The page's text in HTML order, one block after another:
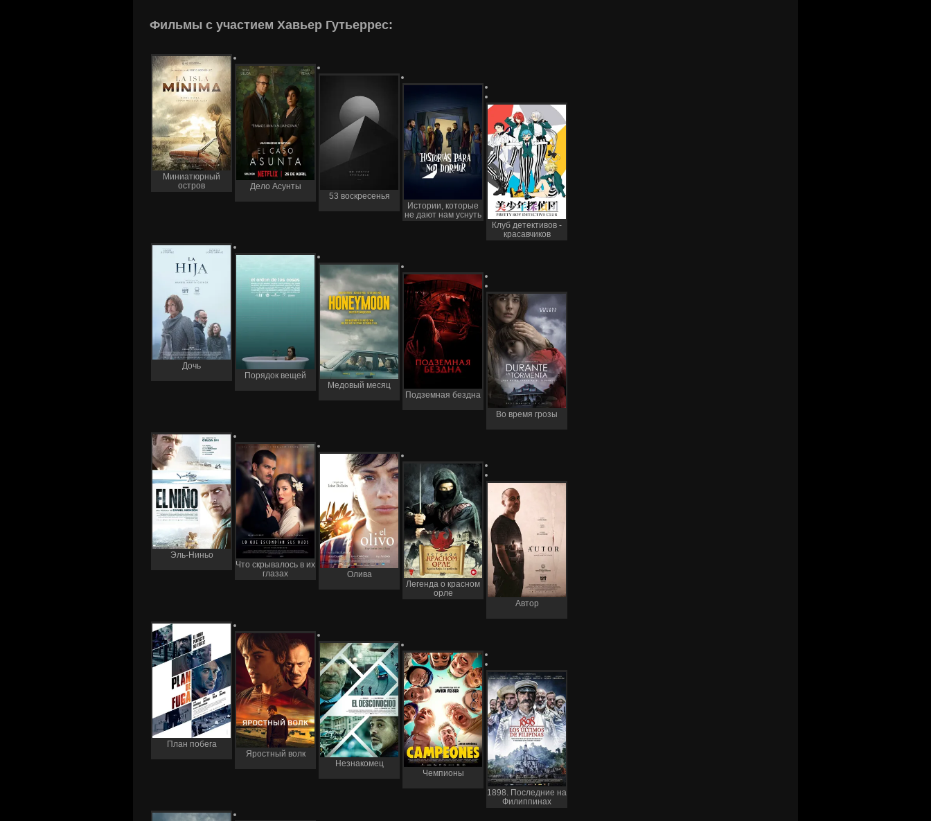
Фильмы с участием Хавьер Гутьеррес:
Миниатюрный
остров
Дело Асунты
53 воскресенья
Истории, которые
не дают нам уснуть
Клуб детективов -
красавчиков
Дочь
Порядок вещей
Медовый месяц
Подземная бездна
Во время грозы
Эль-Ниньо
Что скрывалось в их
глазах
Олива
Легенда о красном
орле
Автор
План побега
Яростный волк
Незнакомец
Чемпионы
1898. Последние на
Филиппинах